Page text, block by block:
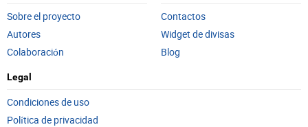
Sobre el proyecto
Autores
Colaboración
Contactos
Widget de divisas
Blog
Legal
Condiciones de uso
Política de privacidad